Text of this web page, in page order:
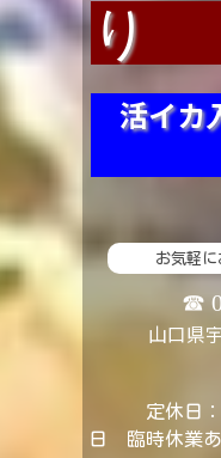
り
活イカ
確
お気軽
☎
山口県
定休日：
日 臨時休業あ